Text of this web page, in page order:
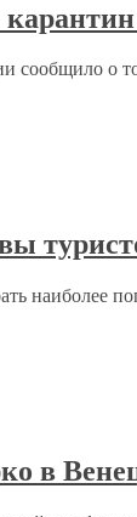
сообщило о
наиболее
в